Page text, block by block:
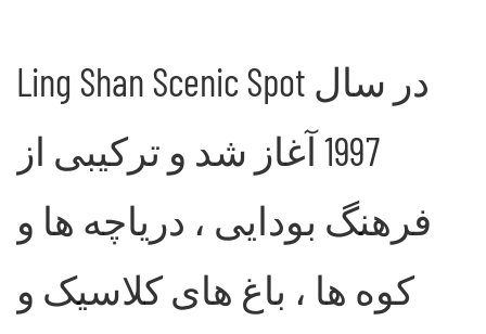
Ling Shan Scenic Spot در سال
1997 آغاز شد و ترکیبی از
فرهنگ بودایی ، دریاچه ها و
کوه ها ، باغ های کلاسیک و